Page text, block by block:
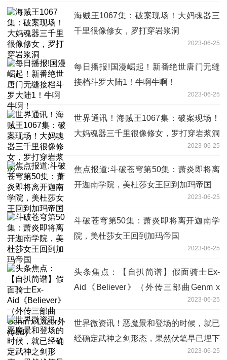
海贼王1067集：破案现场！大妈魂器三
千里很像修女，罗打穿岩浆洞
2023-06-25
每日播报!国漫崛起！新番绝世唐门无缝
接档斗罗大陆1！牛啊牛啊！
2023-06-25
世界通讯！海贼王1067集：破案现场！
大妈魂器三千里很像修女，罗打穿岩浆洞
2023-06-25
焦点报道:斗破苍穹第50集：萧炎即将离
开迦南学院，美杜莎女王回到加玛帝国
2023-06-25
斗破苍穹第50集：萧炎即将离开迦南学
院，美杜莎女王回到加玛帝国
2023-06-25
头条焦点：【自扒简谱】假面骑士Ex-
Aid《Believer》（外传三部曲Genm x
2023-06-25
世界微资讯！恶魔景和登场的时候，就已
经确定武神之剑形态，果然伏笔早已埋下
2023-06-25